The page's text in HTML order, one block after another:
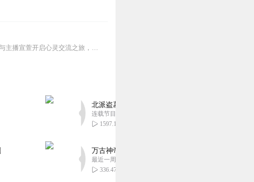
如果你还感到焦虑、困惑、无助，添加vx：xinshejie2018、vx公众号：宣萱心伴，与主播宣萱开启心灵交流之旅，共建温暖的精神家园！如果你喜欢我的内容，请...
北派盗墓笔记丨头陀渊出品丨悬疑灵异丨摸金校尉
连载节目超四百集
1597.16万
万古神帝丨玄幻丨热血丨紫襟团队演播丨多人有声
最近一周更新
336.47万